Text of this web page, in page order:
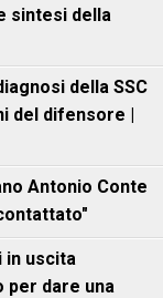
sintesi della
della SSC
del difensore |
Antonio Conte
in uscita
dare una